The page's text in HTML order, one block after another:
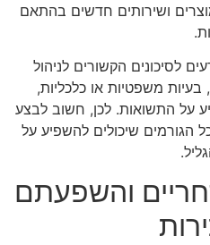
ושירותים חדשים בהתאם
לסיכונים הקשורים לניהול
משפטיות או כלכליות,
על התשואות. לכן, חשוב לבצע
הגורמים שיכולים להשפיע על
והשפעתם